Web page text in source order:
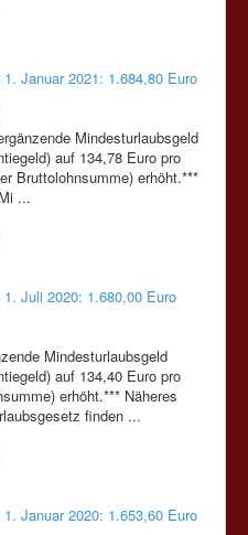
Januar 2021: 1.684,80 Euro
Mindesturlaubsgeld
auf 134,78 Euro pro
Bruttolohnsumme) erhöht.***
...
Juli 2020: 1.680,00 Euro
Mindesturlaubsgeld
auf 134,40 Euro pro
erhöht.*** Näheres
finden ...
Januar 2020: 1.653,60 Euro